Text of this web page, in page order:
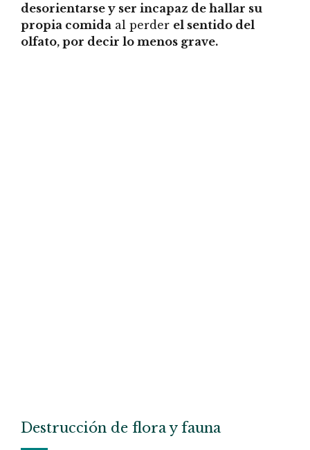
desorientarse y ser incapaz de hallar su
propia comida al perder el sentido del
olfato, por decir lo menos grave.
Destrucción de flora y fauna